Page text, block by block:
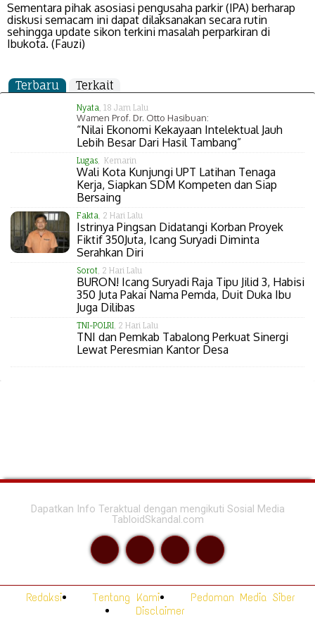
Sementara pihak asosiasi pengusaha parkir (IPA) berharap
diskusi semacam ini dapat dilaksanakan secara rutin
sehingga update sikon terkini masalah perparkiran di
Ibukota. (Fauzi)
Terbaru Terkait
Nyata, 18 Jam Lalu
Wamen Prof. Dr. Otto Hasibuan:
“Nilai Ekonomi Kekayaan Intelektual Jauh
Lebih Besar Dari Hasil Tambang”
Lugas, Kemarin
Wali Kota Kunjungi UPT Latihan Tenaga
Kerja, Siapkan SDM Kompeten dan Siap
Bersaing
Fakta, 2 Hari Lalu
Istrinya Pingsan Didatangi Korban Proyek
Fiktif 350Juta, Icang Suryadi Diminta
Serahkan Diri
Sorot, 2 Hari Lalu
BURON! Icang Suryadi Raja Tipu Jilid 3, Habisi
350 Juta Pakai Nama Pemda, Duit Duka Ibu
Juga Dilibas
TNI-POLRI, 2 Hari Lalu
TNI dan Pemkab Tabalong Perkuat Sinergi
Lewat Peresmian Kantor Desa
Dapatkan Info Teraktual dengan mengikuti Sosial Media
TabloidSkandal.com
Redaksi Tentang Kami
Pedoman Media Siber
Disclaimer